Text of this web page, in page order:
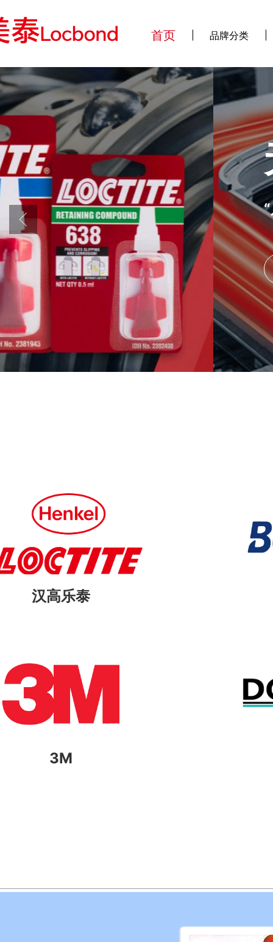
首页 品牌分类
无界粘接、
“乐泰”全新升级瞬间粘接解决方
了解更多
汉高乐泰
3M